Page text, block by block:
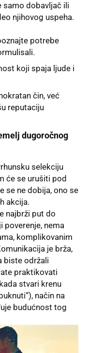
samo dobavljač ili
njihovog uspeha.
potrebe
koji spaja ljude i
čin, već
reputaciju
dugoročnog
selekciju
će se urušiti pod
se ne dobija, ono se
akcija.
najbrži put do
poverenje, nema
komplikovanim
je brža,
biste održali
praktikovati
stvari krenu
način na
budućnost tog